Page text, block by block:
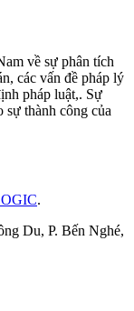
về sự phân tích
các vấn đề pháp lý
pháp luật,. Sự
sự thành công của
.
Du, P. Bến Nghé,